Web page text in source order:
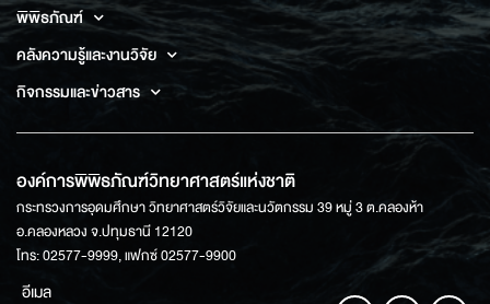
พิพิธภัณฑ์
คลังความรู้และงานวิจัย
กิจกรรมและข่าวสาร
องค์การพิพิธภัณฑ์วิทยาศาสตร์แห่งชาติ
กระทรวงการอุดมศึกษา วิทยาศาสตร์วิจัยและนวัตกรรม 39 หมู่ 3 ต.คลองห้า
อ.คลองหลวง จ.ปทุมธานี 12120
โทร: 02577-9999, แฟกซ์ 02577-9900
อีเมล